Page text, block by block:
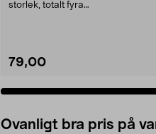
storlek, totalt fyra
79,00
Ovanligt bra pris på